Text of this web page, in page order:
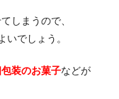
しまうので、
でしょう。
装のお菓子などが